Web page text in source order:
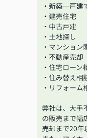
・新築一戸建
・建売住宅
・中古戸建
・土地探し
・マンション
・不動産売却
・住宅ローン
・住み替え相
・リフォーム
弊社は、大手
の販売まで幅
売却まで20年